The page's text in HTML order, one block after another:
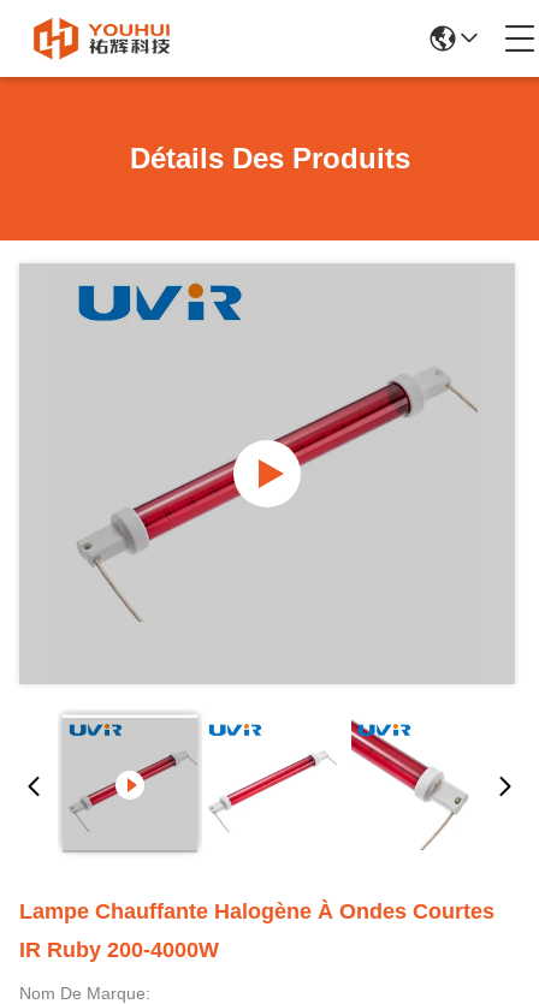
Détails Des Produits
Lampe Chauffante Halogène À Ondes Courtes
IR Ruby 200-4000W
Nom De Marque: